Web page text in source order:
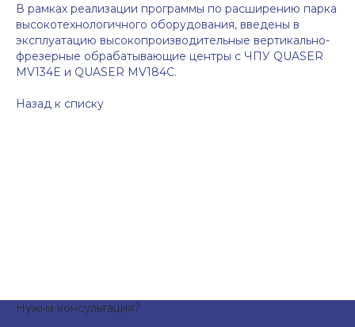
В рамках реализации программы по расширению парка
высокотехнологичного оборудования, введены в
эксплуатацию высокопроизводительные вертикально-
фрезерные обрабатывающие центры с ЧПУ QUASER
MV134E и QUASER MV184C.
Назад к списку
Нужна консультация?